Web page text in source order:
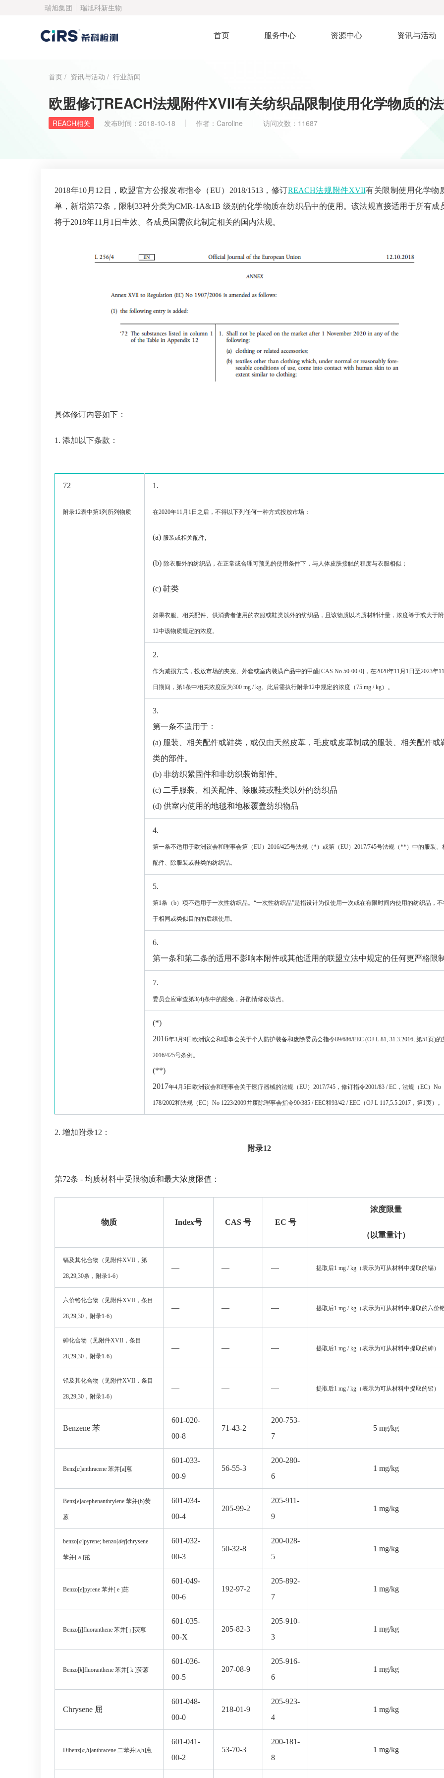
瑞旭集团 瑞旭科新生物
首页 服务中心 资源中心 资讯与活动
首页 / 资讯与活动 / 行业新闻
欧盟修订REACH法规附件XVII有关纺织品限制使用化学物质的
REACH相关 发布时间： 2018-10-18 作者： Caroline 访问次数：11687
2018年10月12日，欧盟官方公报发布指令（EU）2018/1513，修订REACH法规附件XVII有关限制使用化学物
单，新增第72条，限制33种分类为CMR-1A&1B 级别的化学物质在纺织品中的使用。该法规直接适用于所有成
将于2018年11月1日生效。各成员国需依此制定相关的国内法规。
具体修订内容如下：
1. 添加以下条款：
72
附录12表中第1列所列物质
1.
在2020年11 月 1 日之后，不得以下列任何一种方式投放市场：
(a) 服装或相关配件;
(b) 除衣服外的纺织品，在正常或合理可预见的使用条件下，与人体皮肤接触的程度与衣服相似；
(c) 鞋类
如果衣服、相关配件、供消费者使用的衣服或鞋类以外的纺织品，且该物质以均质材料计量，浓度等于或大于
12中该物质规定的浓度。
2.
作为减损方式，投放市场的夹克、外套或室内装潢产品中的甲醛[CAS No 50-00-0] ，在2020年11 月 1 日至2023年11
日期间，第1条中相关浓度应为300 mg / kg。此后需执行附录12中规定的浓度（75 mg / kg）。
3.
第一条不适用于：
(a) 服装、相关配件或鞋类，或仅由天然皮革，毛皮或皮革制成的服装、相关配件或
类的部件。
(b) 非纺织紧固件和非纺织装饰部件。
(c) 二手服装、相关配件、除服装或鞋类以外的纺织品
(d) 供室内使用的地毯和地板覆盖纺织物品
4.
第一条不适用于欧洲议会和理事会第（EU） 2016/425号法规（*）或第（EU） 2017/745号法规（**）中的服装、
配件、除服装或鞋类的纺织品。
5.
第1条（b）项不适用于一次性纺织品。“一次性纺织品”是指设计为仅使用一次或在有限时间内使用的纺织品，
于相同或类似目的的后续使用。
6.
第一条和第二条的适用不影响本附件或其他适用的联盟立法中规定的任何更严格限
7.
委员会应审查第3(d)条中的豁免，并酌情修改该点。
(*)
2016年3月9日欧洲议会和理事会关于个人防护装备和废除委员会指令89/686/EEC (OJ L 81, 31.3.2016, 第51页)的
2016/425号条例。
(**)
2017年4月5日欧洲议会和理事会关于医疗器械的法规（EU） 2017/745 ，修订指令2001/83 / EC ，法规（EC） No
178/2002和法规（EC） No 1223/2009并废除理事会指令90/385 / EEC和93/42 / EEC （OJ L 117,5.5.2017 ，第1页）。
2. 增加附录12：
附录12
第72条 - 均质材料中受限物质和最大浓度限值：
物质 Index号 CAS 号 EC 号
浓度限量
（以重量计）
镉及其化合物（见附件XVII ，第
28,29,30条，附录1-6）
— — — 提取后1 mg / kg （表示为可从材料中提取的镉）
六价铬化合物（见附件XVII ，条目
28,29,30 ，附录1-6）
— — — 提取后1 mg / kg （表示为可从材料中提取的六价
砷化合物（见附件XVII ，条目
28,29,30 ，附录1-6）
— — — 提取后1 mg / kg （表示为可从材料中提取的砷）
铅及其化合物（见附件XVII ，条目
28,29,30 ，附录1-6）
— — — 提取后1 mg / kg （表示为可从材料中提取的铅）
Benzene 苯
601-020-
00-8
71-43-2
200-753-
7
5 mg/kg
Benz[a]anthracene 苯并[a]蒽
601-033-
00-9
56-55-3
200-280-
6
1 mg/kg
Benz[e]acephenanthrylene 苯并(b)荧
蒽
601-034-
00-4
205-99-2
205-911-
9
1 mg/kg
benzo[a]pyrene; benzo[def]chrysene
苯并[ a ]芘
601-032-
00-3
50-32-8
200-028-
5
1 mg/kg
Benzo[e]pyrene 苯并[ e ]芘
601-049-
00-6
192-97-2
205-892-
7
1 mg/kg
Benzo[j]fluoranthene 苯并[ j ]荧蒽
601-035-
00-X
205-82-3
205-910-
3
1 mg/kg
Benzo[k]fluoranthene 苯并[ k ]荧蒽
601-036-
00-5
207-08-9
205-916-
6
1 mg/kg
Chrysene 屈
601-048-
00-0
218-01-9
205-923-
4
1 mg/kg
Dibenz[a,h]anthracene 二苯并[a,h]蒽
601-041-
00-2
53-70-3
200-181-
8
1 mg/kg